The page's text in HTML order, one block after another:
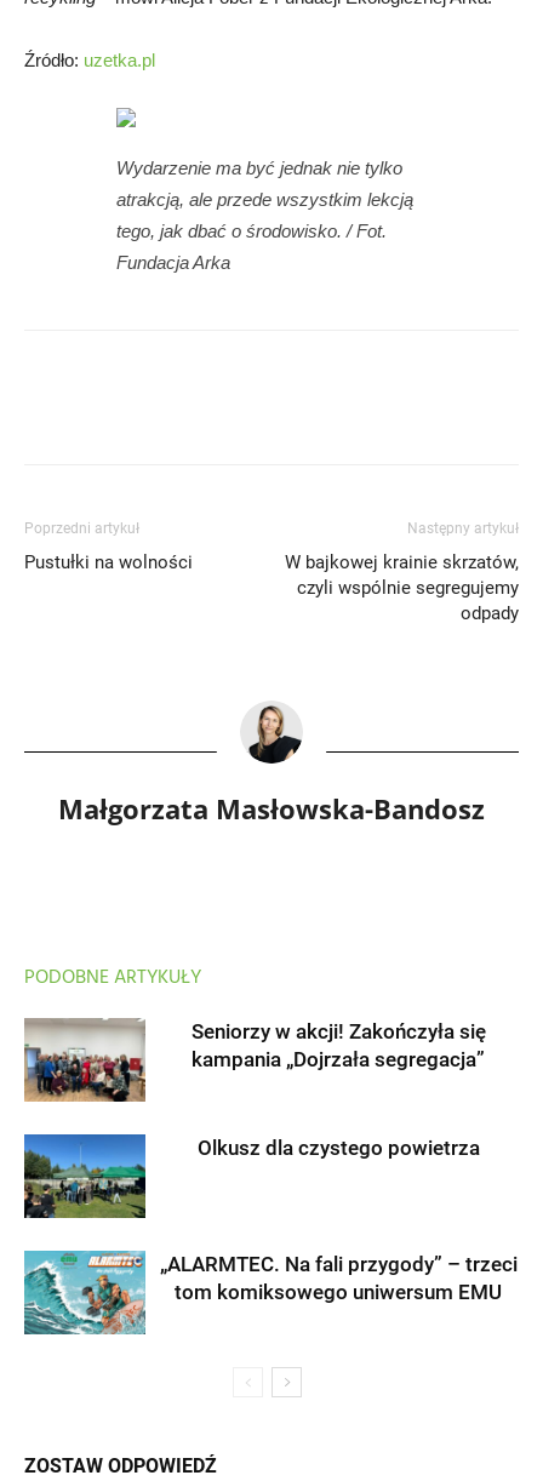
Źródło: uzetka.pl
Wydarzenie ma być jednak nie tylko
atrakcją, ale przede wszystkim lekcją
tego, jak dbać o środowisko. / Fot.
Fundacja Arka
Poprzedni artykuł
Pustułki na wolności
Następny artykuł
W bajkowej krainie skrzatów,
czyli wspólnie segregujemy
odpady
Małgorzata Masłowska-Bandosz
PODOBNE ARTYKUŁY
Seniorzy w akcji! Zakończyła się
kampania „Dojrzała segregacja”
Olkusz dla czystego powietrza
„ALARMTEC. Na fali przygody” – trzeci
tom komiksowego uniwersum EMU
ZOSTAW ODPOWIEDŹ